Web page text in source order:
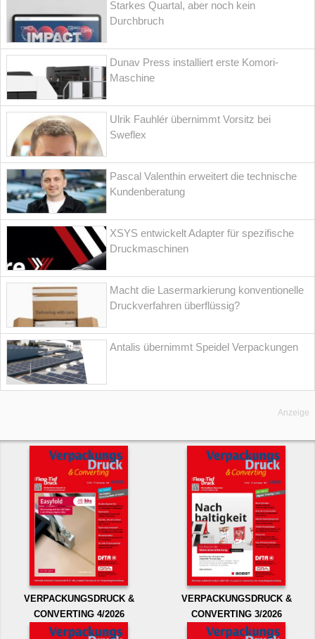
Starkes Quartal, aber noch kein
Durchbruch
Dunav Press installiert erste Komori-
Maschine
Ulrik Fauhlér übernimmt Vorsitz bei
Sweflex
Pascal Valenthin erweitert die technische
Kundenberatung
XSYS entwickelt Adapter für spezifische
Druckmaschinen
Macht die Lasermarkierung konventionelle
Druckverfahren überflüssig?
Antalis übernimmt Speidel Verpackungen
Anzeige
VERPACKUNGSDRUCK &
CONVERTING 4/2026
VERPACKUNGSDRUCK &
CONVERTING 3/2026